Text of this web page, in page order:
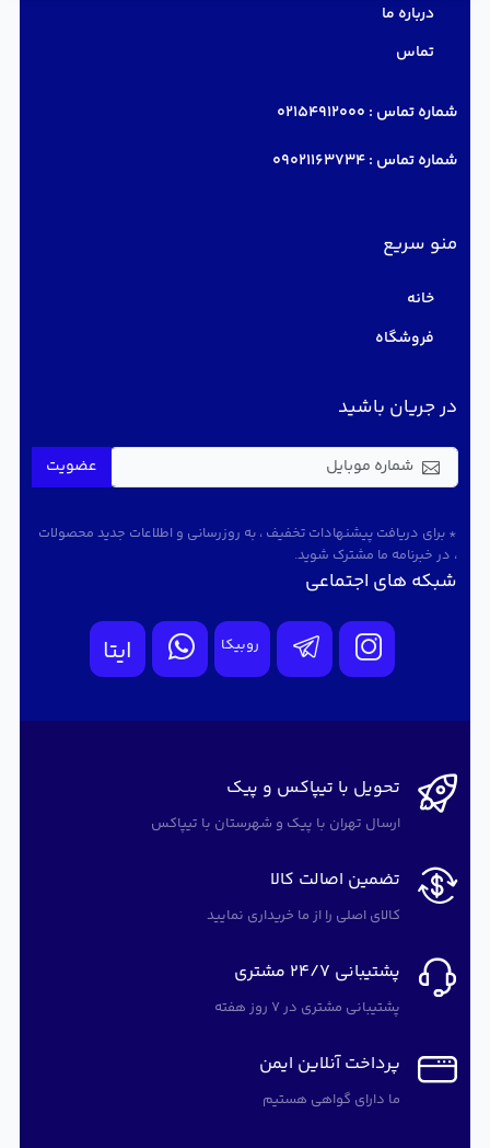
درباره ما
تماس
شماره تماس : 02154912000
شماره تماس :09021163734
منو سریع
خانه
فروشگاه
در جریان باشید
عضویت
* برای دریافت پیشنهادات تخفیف ، به روزرسانی و اطلاعات جدید محصولات
، در خبرنامه ما مشترک شوید.
شبکه های اجتماعی
روبیکا ایتا
تحویل با تیپاکس و پیک
ارسال تهران با پیک و شهرستان با تیپاکس
تضمین اصالت کالا
کالای اصلی را از ما خریداری نمایید
پشتیبانی 24/7 مشتری
پشتیبانی مشتری در 7 روز هفته
پرداخت آنلاین ایمن
ما دارای گواهی هستیم